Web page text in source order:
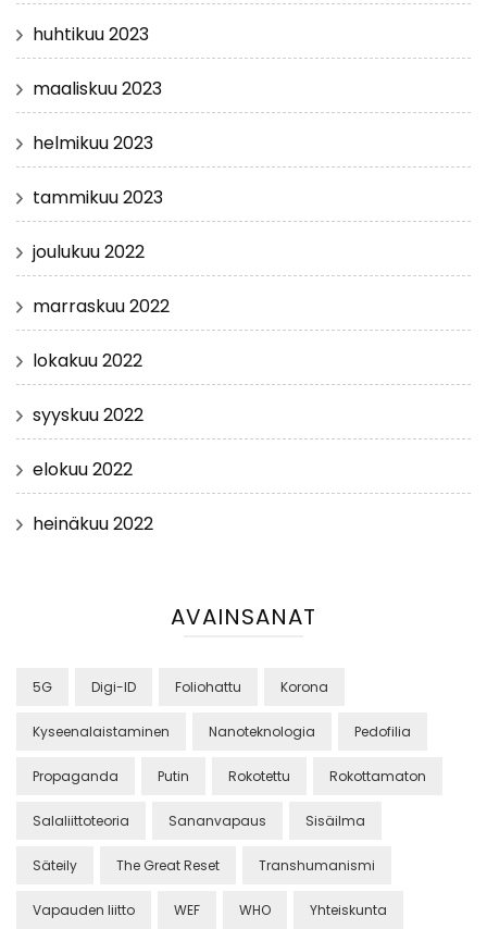
huhtikuu 2023
maaliskuu 2023
helmikuu 2023
tammikuu 2023
joulukuu 2022
marraskuu 2022
lokakuu 2022
syyskuu 2022
elokuu 2022
heinäkuu 2022
AVAINSANAT
5G Digi-ID Foliohattu Korona
Kyseenalaistaminen Nanoteknologia Pedofilia
Propaganda Putin Rokotettu Rokottamaton
Salaliittoteoria Sananvapaus Sisäilma
Säteily The Great Reset Transhumanismi
Vapauden liitto WEF WHO Yhteiskunta